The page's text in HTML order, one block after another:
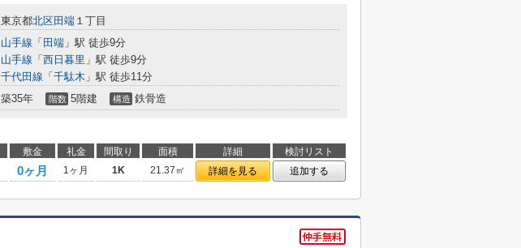
東京都北区田端 １丁目
山手線 「 田端 」駅 徒歩9分
山手線 「 西日暮里 」駅 徒歩9分
千代田線 「 千駄木 」駅 徒歩11分
築35年 階数 5階建 構造 鉄骨造
敷金 礼金 間取り 面積 詳細
検討リスト
0ヶ月 1ヶ月 1K 21.37㎡ 詳細を見る 追加する